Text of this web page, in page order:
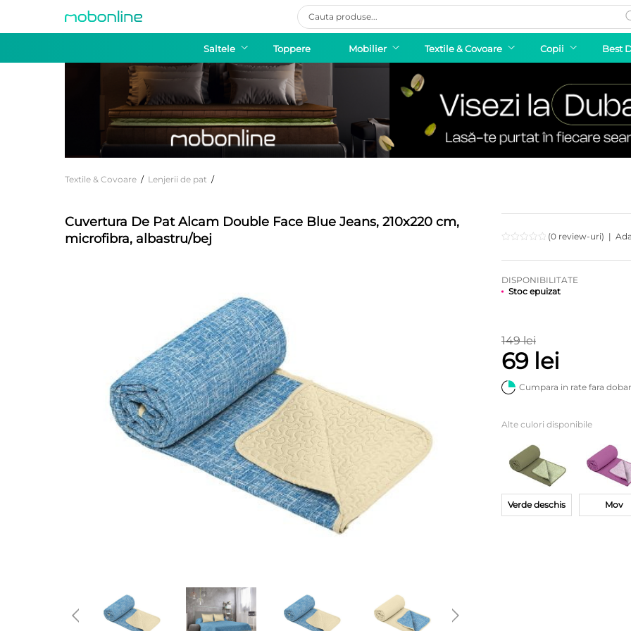
Products
search
Saltele Toppere Mobilier Textile & Covoare Copii Best
Textile & Covoare / Lenjerii de pat /
Cuvertura De Pat Alcam Double Face Blue Jeans, 210x220 cm,
microfibra, albastru/bej
(0 review-uri) |
DISPONIBILITATE
Stoc epuizat
149 lei
69 lei
Cumpara in rate fara
Alte culori disponibile
Verde deschis Mov